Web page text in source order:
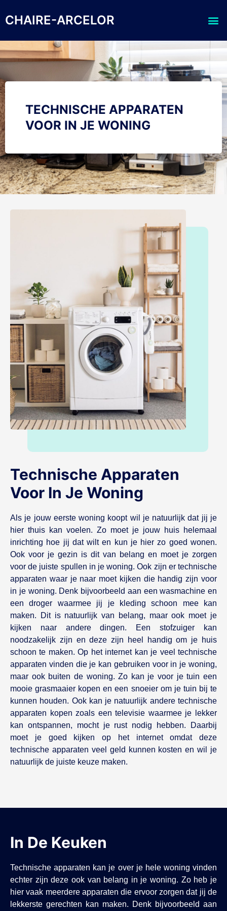
content
CHAIRE-ARCELOR
TECHNISCHE APPARATEN
VOOR IN JE WONING
Technische Apparaten
Voor In Je Woning
Als je jouw eerste woning koopt wil je natuurlijk dat jij je
hier thuis kan voelen. Zo moet je jouw huis helemaal
inrichting hoe jij dat wilt en kun je hier zo goed wonen.
Ook voor je gezin is dit van belang en moet je zorgen
voor de juiste spullen in je woning. Ook zijn er technische
apparaten waar je naar moet kijken die handig zijn voor
in je woning. Denk bijvoorbeeld aan een wasmachine en
een droger waarmee jij je kleding schoon mee kan
maken. Dit is natuurlijk van belang, maar ook moet je
kijken naar andere dingen. Een stofzuiger kan
noodzakelijk zijn en deze zijn heel handig om je huis
schoon te maken. Op het internet kan je veel technische
apparaten vinden die je kan gebruiken voor in je woning,
maar ook buiten de woning. Zo kan je voor je tuin een
mooie grasmaaier kopen en een snoeier om je tuin bij te
kunnen houden. Ook kan je natuurlijk andere technische
apparaten kopen zoals een televisie waarmee je lekker
kan ontspannen, mocht je rust nodig hebben. Daarbij
moet je goed kijken op het internet omdat deze
technische apparaten veel geld kunnen kosten en wil je
natuurlijk de juiste keuze maken.
In De Keuken
Technische apparaten kan je over je hele woning vinden
echter zijn deze ook van belang in je woning. Zo heb je
hier vaak meerdere apparaten die ervoor zorgen dat jij de
lekkerste gerechten kan maken. Denk bijvoorbeeld aan